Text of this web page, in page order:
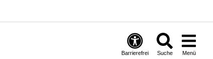
Barrierefrei Suche Menü